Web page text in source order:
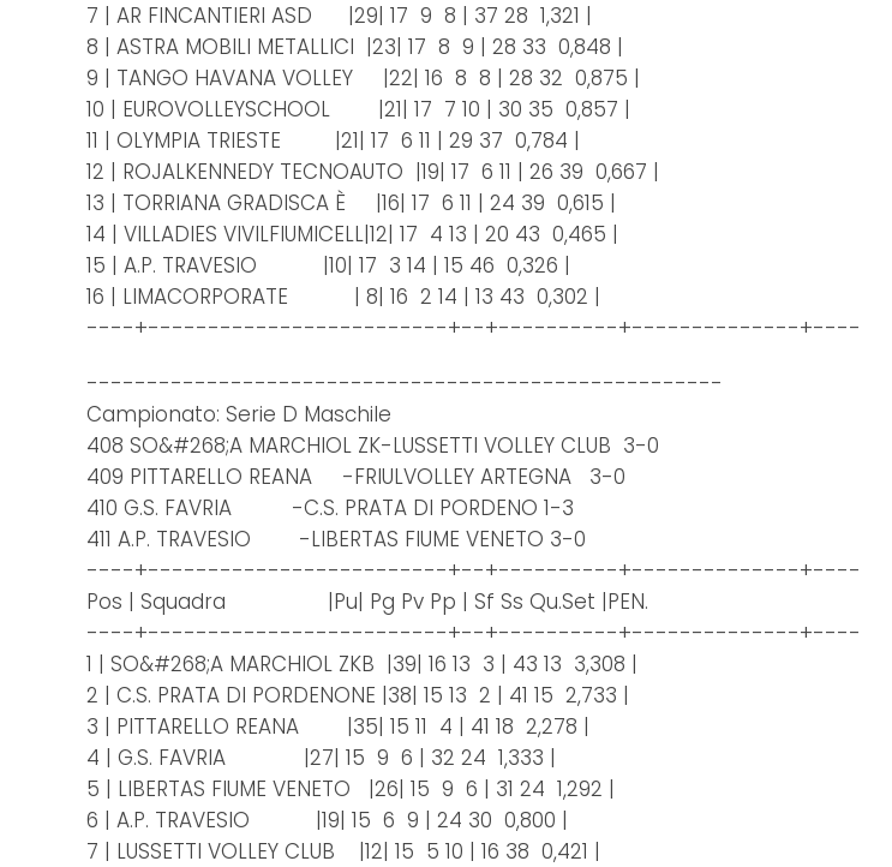
7 | AR FINCANTIERI ASD |29| 17 9 8 | 37 28 1,321 |
8 | ASTRA MOBILI METALLICI |23| 17 8 9 | 28 33 0,848 |
9 | TANGO HAVANA VOLLEY |22| 16 8 8 | 28 32 0,875 |
10 | EUROVOLLEYSCHOOL |21| 17 7 10 | 30 35 0,857 |
11 | OLYMPIA TRIESTE |21| 17 6 11 | 29 37 0,784 |
12 | ROJALKENNEDY TECNOAUTO |19| 17 6 11 | 26 39 0,667 |
13 | TORRIANA GRADISCA È |16| 17 6 11 | 24 39 0,615 |
14 | VILLADIES VIVILFIUMICELL|12| 17 4 13 | 20 43 0,465 |
15 | A.P. TRAVESIO |10| 17 3 14 | 15 46 0,326 |
16 | LIMACORPORATE | 8| 16 2 14 | 13 43 0,302 |
----+-------------------------+--+----------+--------------+----
-----------------------------------------------------
Campionato: Serie D Maschile
408 SO&#268;A MARCHIOL ZK-LUSSETTI VOLLEY CLUB 3-0
409 PITTARELLO REANA -FRIULVOLLEY ARTEGNA 3-0
410 G.S. FAVRIA -C.S. PRATA DI PORDENO 1-3
411 A.P. TRAVESIO -LIBERTAS FIUME VENETO 3-0
----+-------------------------+--+----------+--------------+----
Pos | Squadra |Pu| Pg Pv Pp | Sf Ss Qu.Set |PEN.
----+-------------------------+--+----------+--------------+----
1 | SO&#268;A MARCHIOL ZKB |39| 16 13 3 | 43 13 3,308 |
2 | C.S. PRATA DI PORDENONE |38| 15 13 2 | 41 15 2,733 |
3 | PITTARELLO REANA |35| 15 11 4 | 41 18 2,278 |
4 | G.S. FAVRIA |27| 15 9 6 | 32 24 1,333 |
5 | LIBERTAS FIUME VENETO |26| 15 9 6 | 31 24 1,292 |
6 | A.P. TRAVESIO |19| 15 6 9 | 24 30 0,800 |
7 | LUSSETTI VOLLEY CLUB |12| 15 5 10 | 16 38 0,421 |